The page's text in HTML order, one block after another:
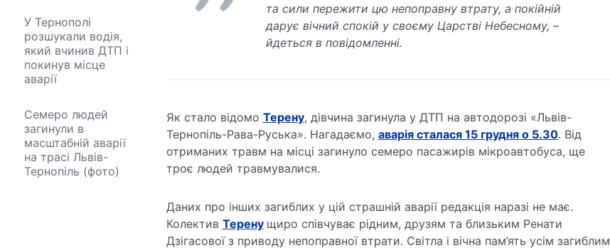
У Тернополі
розшукали водія,
який вчинив ДТП і
покинув місце
аварії
Семеро людей
загинули в
масштабній аварії
на трасі Львів-
Тернопіль (фото)
та сили пережити цю непоправну втрату, а покійній
дарує вічний спокій у своєму Царстві Небесному, –
йдеться в повідомленні.
Як стало відомо Терену, дівчина загинула у ДТП на автодорозі «Львів-
Тернопіль-Рава-Руська». Нагадаємо, аварія сталася 15 грудня о 5.30. Від
отриманих травм на місці загинуло семеро пасажирів мікроавтобуса, ще
троє людей травмувалися.
Даних про інших загиблих у цій страшній аварії редакція наразі не має.
Колектив Терену щиро співчуває рідним, друзям та близьким Ренати
Дзігасової з приводу непоправної втрати. Світла і вічна пам’ять усім загиблим